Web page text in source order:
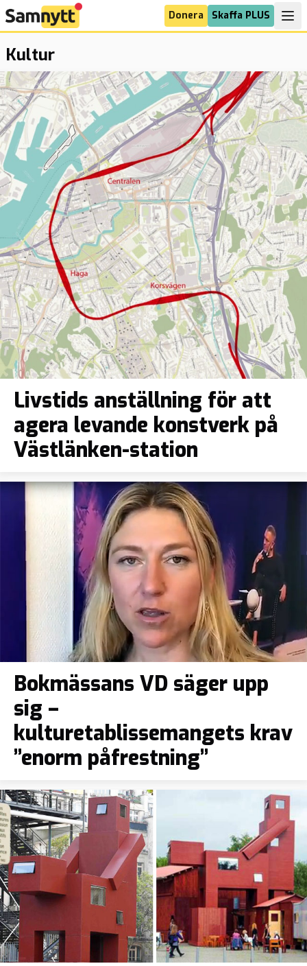
Donera Skaffa PLUS
Kultur
Livstids anställning för att
agera levande konstverk på
Västlänken-station
Bokmässans VD säger upp
sig –
kulturetablissemangets krav
”enorm påfrestning”